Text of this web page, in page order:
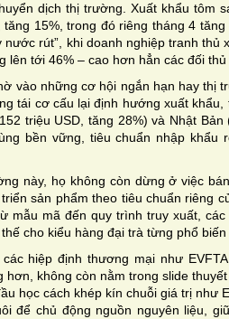
dịch thị trường. Xuất khẩu tôm
tăng 15%, trong đó riêng tháng 4
nước rút”, khi doanh nghiệp tranh
lên tới 46% – cao hơn hẳn các đối
vào những cơ hội ngắn hạn hay thị
tái cơ cấu lại định hướng xuất
triệu USD, tăng 28%) và Nhật
bền vững, tiêu chuẩn nhập khẩu
này, họ không còn dừng ở việc
sản phẩm theo tiêu chuẩn riêng
mẫu mã đến quy trình truy xuất,
cho kiểu hàng đại trà từng phổ
hiệp định thương mại như
hơn, không còn nằm trong slide
học cách khép kín chuỗi giá trị như
để chủ động nguồn nguyên liệu,